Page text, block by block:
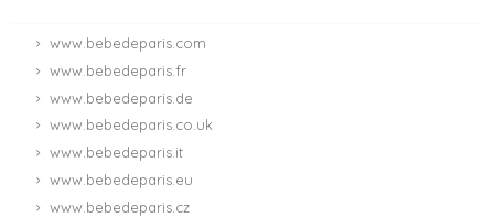
www.bebedeparis.com
www.bebedeparis.fr
www.bebedeparis.de
www.bebedeparis.co.uk
www.bebedeparis.it
www.bebedeparis.eu
www.bebedeparis.cz